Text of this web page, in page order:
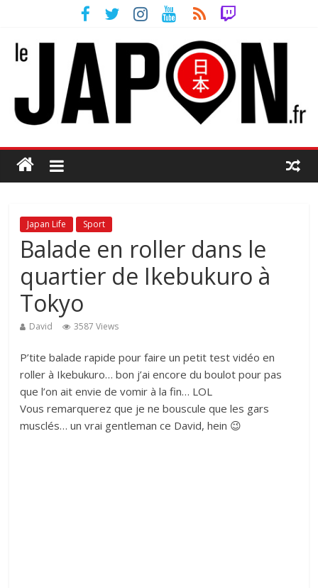
Japan Life Sport
Balade en roller dans le
quartier de Ikebukuro à
Tokyo
David 3587 Views
P’tite balade rapide pour faire un petit test vidéo en
roller à Ikebukuro… bon j’ai encore du boulot pour pas
que l’on ait envie de vomir à la fin… LOL
Vous remarquerez que je ne bouscule que les gars
musclés… un vrai gentleman ce David, hein 😉